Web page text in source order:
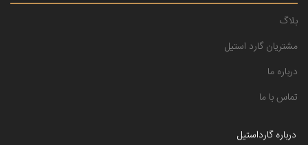
بلاگ
مشتریان گارد استیل
درباره ما
تماس با ما
درباره گارداستیل